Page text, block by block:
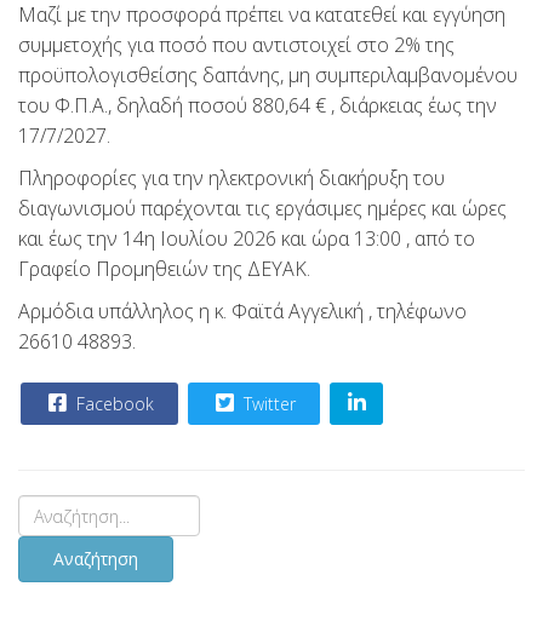
Μαζί με την προσφορά πρέπει να κατατεθεί και εγγύηση
συμμετοχής για ποσό που αντιστοιχεί στο 2% της
προϋπολογισθείσης δαπάνης, μη συμπεριλαμβανομένου
του Φ.Π.Α., δηλαδή ποσού 880,64 € , διάρκειας έως την
17/7/2027.
Πληροφορίες για την ηλεκτρονική διακήρυξη του
διαγωνισμού παρέχονται τις εργάσιμες ημέρες και ώρες
και έως την 14η Ιουλίου 2026 και ώρα 13:00 , από το
Γραφείο Προμηθειών της ΔΕΥΑΚ.
Αρμόδια υπάλληλος η κ. Φαϊτά Αγγελική , τηλέφωνο
26610 48893.
Facebook Twitter
Αναζήτηση